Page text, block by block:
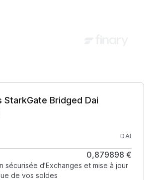
StarkGate Bridged Dai
DAI
0,879898 €
sécurisée d’Exchanges et mise à jour
de vos soldes